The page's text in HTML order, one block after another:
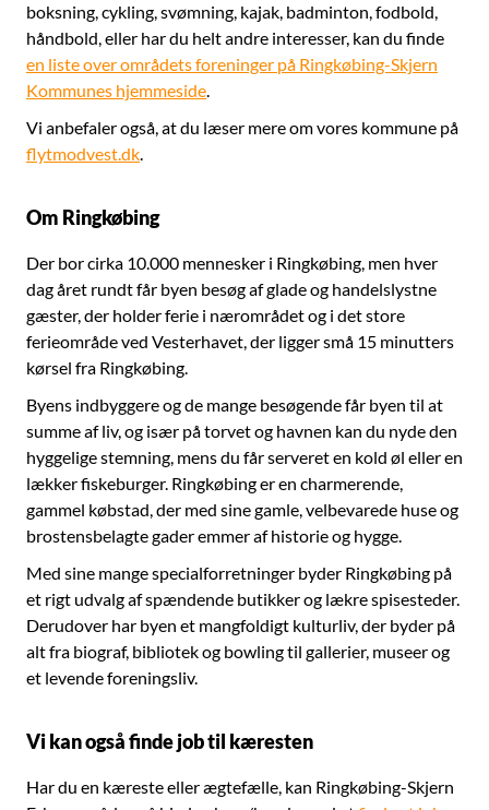
boksning, cykling, svømning, kajak, badminton, fodbold,
håndbold, eller har du helt andre interesser, kan du finde
en liste over områdets foreninger på Ringkøbing-Skjern
Kommunes hjemmeside.
Vi anbefaler også, at du læser mere om vores kommune på
flytmodvest.dk.
Om Ringkøbing
Der bor cirka 10.000 mennesker i Ringkøbing, men hver
dag året rundt får byen besøg af glade og handelslystne
gæster, der holder ferie i nærområdet og i det store
ferieområde ved Vesterhavet, der ligger små 15 minutters
kørsel fra Ringkøbing.
Byens indbyggere og de mange besøgende får byen til at
summe af liv, og især på torvet og havnen kan du nyde den
hyggelige stemning, mens du får serveret en kold øl eller en
lækker fiskeburger. Ringkøbing er en charmerende,
gammel købstad, der med sine gamle, velbevarede huse og
brostensbelagte gader emmer af historie og hygge.
Med sine mange specialforretninger byder Ringkøbing på
et rigt udvalg af spændende butikker og lækre spisesteder.
Derudover har byen et mangfoldigt kulturliv, der byder på
alt fra biograf, bibliotek og bowling til gallerier, museer og
et levende foreningsliv.
Vi kan også finde job til kæresten
Har du en kæreste eller ægtefælle, kan Ringkøbing-Skjern